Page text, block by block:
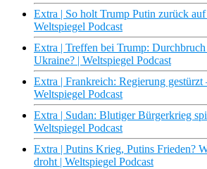
Extra | So holt Trump Putin zurück
Weltspiegel Podcast
Extra | Treffen bei Trump:
Ukraine? | Weltspiegel Podcast
Extra | Frankreich: Regierung gestürzt
Weltspiegel Podcast
Extra | Sudan: Blutiger Bürgerkrieg
Weltspiegel Podcast
Extra | Putins Krieg, Putins Frieden?
droht | Weltspiegel Podcast